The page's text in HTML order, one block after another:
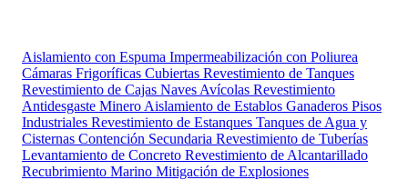
Aislamiento con Espuma Impermeabilización con Poliurea
Cámaras Frigoríficas Cubiertas Revestimiento de Tanques
Revestimiento de Cajas Naves Avícolas Revestimiento
Antidesgaste Minero Aislamiento de Establos Ganaderos Pisos
Industriales Revestimiento de Estanques Tanques de Agua y
Cisternas Contención Secundaria Revestimiento de Tuberías
Levantamiento de Concreto Revestimiento de Alcantarillado
Recubrimiento Marino Mitigación de Explosiones